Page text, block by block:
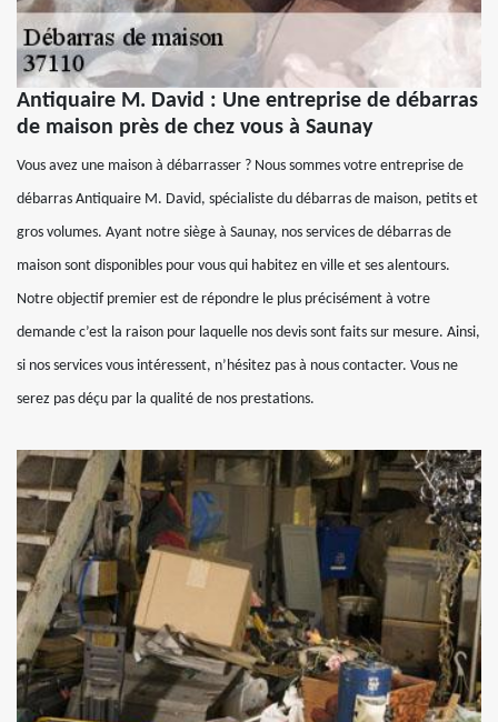
Antiquaire M. David : Une entreprise de débarras
de maison près de chez vous à Saunay
Vous avez une maison à débarrasser ? Nous sommes votre entreprise de
débarras Antiquaire M. David, spécialiste du débarras de maison, petits et
gros volumes. Ayant notre siège à Saunay, nos services de débarras de
maison sont disponibles pour vous qui habitez en ville et ses alentours.
Notre objectif premier est de répondre le plus précisément à votre
demande c’est la raison pour laquelle nos devis sont faits sur mesure. Ainsi,
si nos services vous intéressent, n’hésitez pas à nous contacter. Vous ne
serez pas déçu par la qualité de nos prestations.